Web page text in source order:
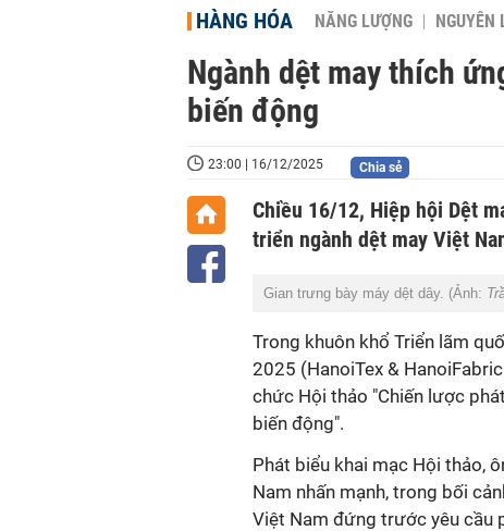
HÀNG HÓA NĂNG LƯỢNG NGUYÊN
Ngành dệt may thích
biến động
23:00 | 16/12/2025 Chia sẻ
Chiều 16/12, Hiệp hội Dệt
triển ngành dệt may Việt
Gian trưng bày máy dệt dây. (Ảnh:
Trong khuôn khổ Triển lãm
2025 (HanoiTex &
chức Hội thảo "Chiến lược
biến động".
Phát biểu khai mạc Hội thảo,
Nam nhấn mạnh, trong bối
Việt Nam đứng trước yêu cầu